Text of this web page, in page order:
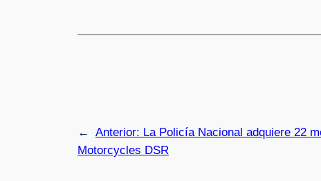
← Anterior: La Policía Nacional adquiere 22
Motorcycles DSR